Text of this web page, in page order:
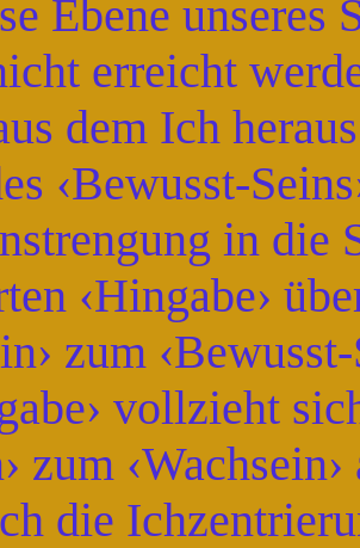
Ebene unseres
erreicht
dem Ich
‹Bewusst-
in die
‹Hingabe›
zum
vollzieht
zum
die